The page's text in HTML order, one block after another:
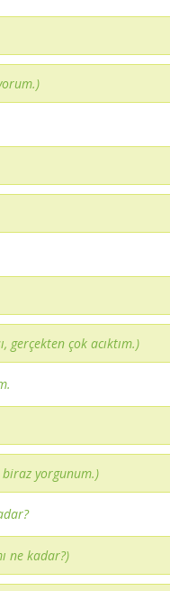
gerçekten çok acıktım.)
biraz yorgunum.)
ne kadar?)